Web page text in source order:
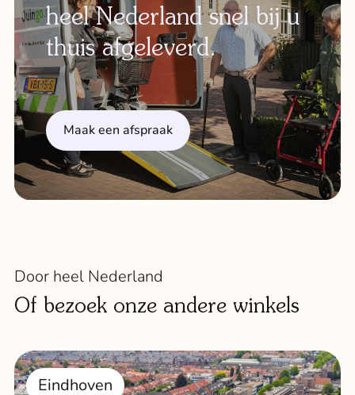
heel Nederland snel bij u
thuis afgeleverd.
Maak een afspraak
Door heel Nederland
Of bezoek onze andere winkels
Eindhoven